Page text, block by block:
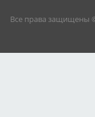
Все права защищены